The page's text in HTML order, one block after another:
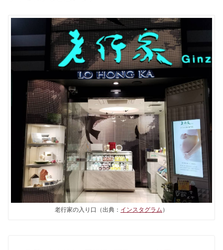
老行家の入り口（出典： インスタグラム ）